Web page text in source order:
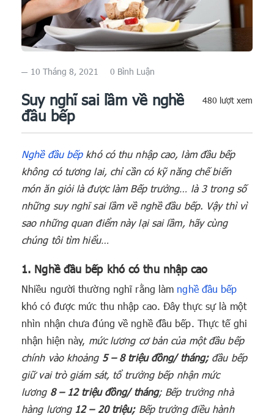
10 Tháng 8, 2021 0 Bình Luận
480 lượt xem
Suy nghĩ sai lầm về nghề
đầu bếp
Nghề đầu bếpkhó có thu nhập cao, làm đầu bếp
không có tương lai, chỉ cần có kỹ năng chế biến
món ăn giỏi là được làm Bếp trưởng… là 3 trong số
những suy nghĩ sai lầm về nghề đầu bếp. Vậy thì vì
sao những quan điểm này lại sai lầm, hãy cùng
chúng tôi tìm hiểu…
1. Nghề đầu bếp khó có thu nhập cao
Nhiều người thường nghĩ rằng làm nghề đầu bếp
khó có được mức thu nhập cao. Đây thực sự là một
nhìn nhận chưa đúng về nghề đầu bếp. Thực tế ghi
nhận hiện này, mức lương cơ bản của một đầu bếp
chính vào khoảng 5 – 8 triệu đồng/ tháng; đầu bếp
giữ vai trò giám sát, tổ trưởng bếp nhận mức
lương 8 – 12 triệu đồng/ tháng; Bếp trưởng nhà
hàng lương 12 – 20 triệu; Bếp trưởng điều hành